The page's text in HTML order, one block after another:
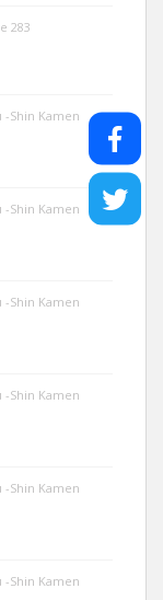
283
-Shin Kamen
-Shin Kamen
-Shin Kamen
-Shin Kamen
-Shin Kamen
-Shin Kamen